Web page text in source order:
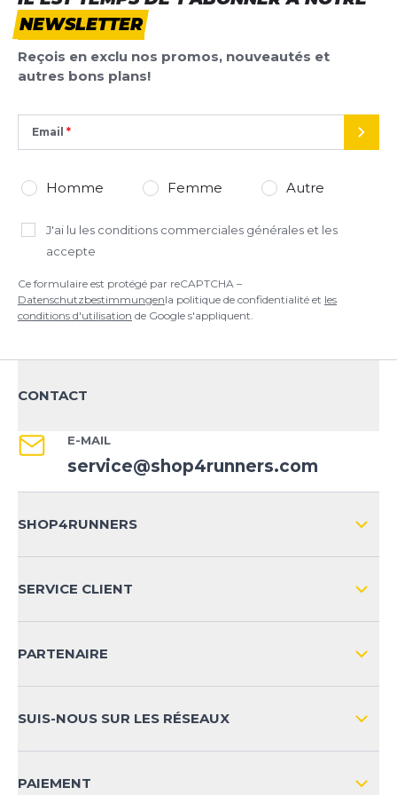
AJOUTER UN AVIS
Ce formulaire est protégé par reCAPTCHA –
Datenschutzbestimmungen
NEWSLETTER
Reçois en exclu nos promos, nouveautés et
autres bons plans!
Email
Homme Femme Autre
J'ai lu les conditions commerciales générales et les
accepte
Ce formulaire est protégé par reCAPTCHA –
Datenschutzbestimmungenla politique de confidentialité et les
conditions d'utilisation de Google s'appliquent.
CONTACT
E-MAIL
service@shop4runners.com
SHOP4RUNNERS
SERVICE CLIENT
CONTACT
PARTENAIRE
SUIS-NOUS SUR LES RÉSEAUX
PAIEMENT